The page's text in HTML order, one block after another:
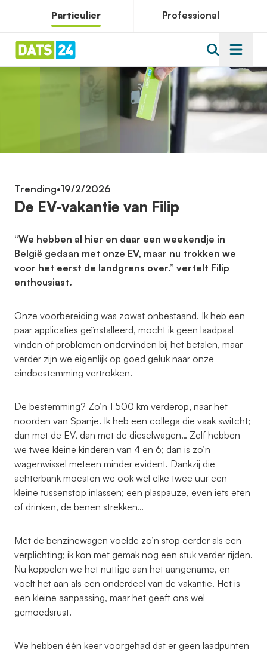
Particulier Professional
Trending•19/2/2026
De EV-vakantie van Filip
“We hebben al hier en daar een weekendje in
België gedaan met onze EV, maar nu trokken we
voor het eerst de landgrens over.” vertelt Filip
enthousiast.
Onze voorbereiding was zowat onbestaand. Ik heb een
paar applicaties geïnstalleerd, mocht ik geen laadpaal
vinden of problemen ondervinden bij het betalen, maar
verder zijn we eigenlijk op goed geluk naar onze
eindbestemming vertrokken.
De bestemming? Zo’n 1 500 km verderop, naar het
noorden van Spanje. Ik heb een collega die vaak switcht;
dan met de EV, dan met de dieselwagen… Zelf hebben
we twee kleine kinderen van 4 en 6; dan is zo’n
wagenwissel meteen minder evident. Dankzij die
achterbank moesten we ook wel elke twee uur een
kleine tussenstop inlassen; een plaspauze, even iets eten
of drinken, de benen strekken…
Met de benzinewagen voelde zo’n stop eerder als een
verplichting; ik kon met gemak nog een stuk verder rijden.
Nu koppelen we het nuttige aan het aangename, en
voelt het aan als een onderdeel van de vakantie. Het is
een kleine aanpassing, maar het geeft ons wel
gemoedsrust.
We hebben één keer voorgehad dat er geen laadpunten